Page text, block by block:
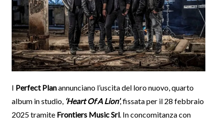
I Perfect Planannunciano l’uscita del loro nuovo, quarto
album in studio, ‘Heart Of A Lion’, fissata per il 28 febbraio
2025 tramite Frontiers Music Srl. In concomitanza con